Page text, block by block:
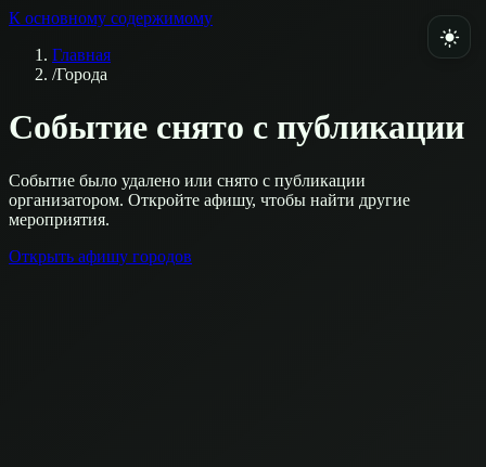
К основному содержимому
Главная
/Города
Событие снято с публикации
Событие было удалено или снято с публикации
организатором. Откройте афишу, чтобы найти другие
мероприятия.
Открыть афишу городов